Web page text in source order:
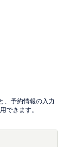
、予約情報の入力
できます。